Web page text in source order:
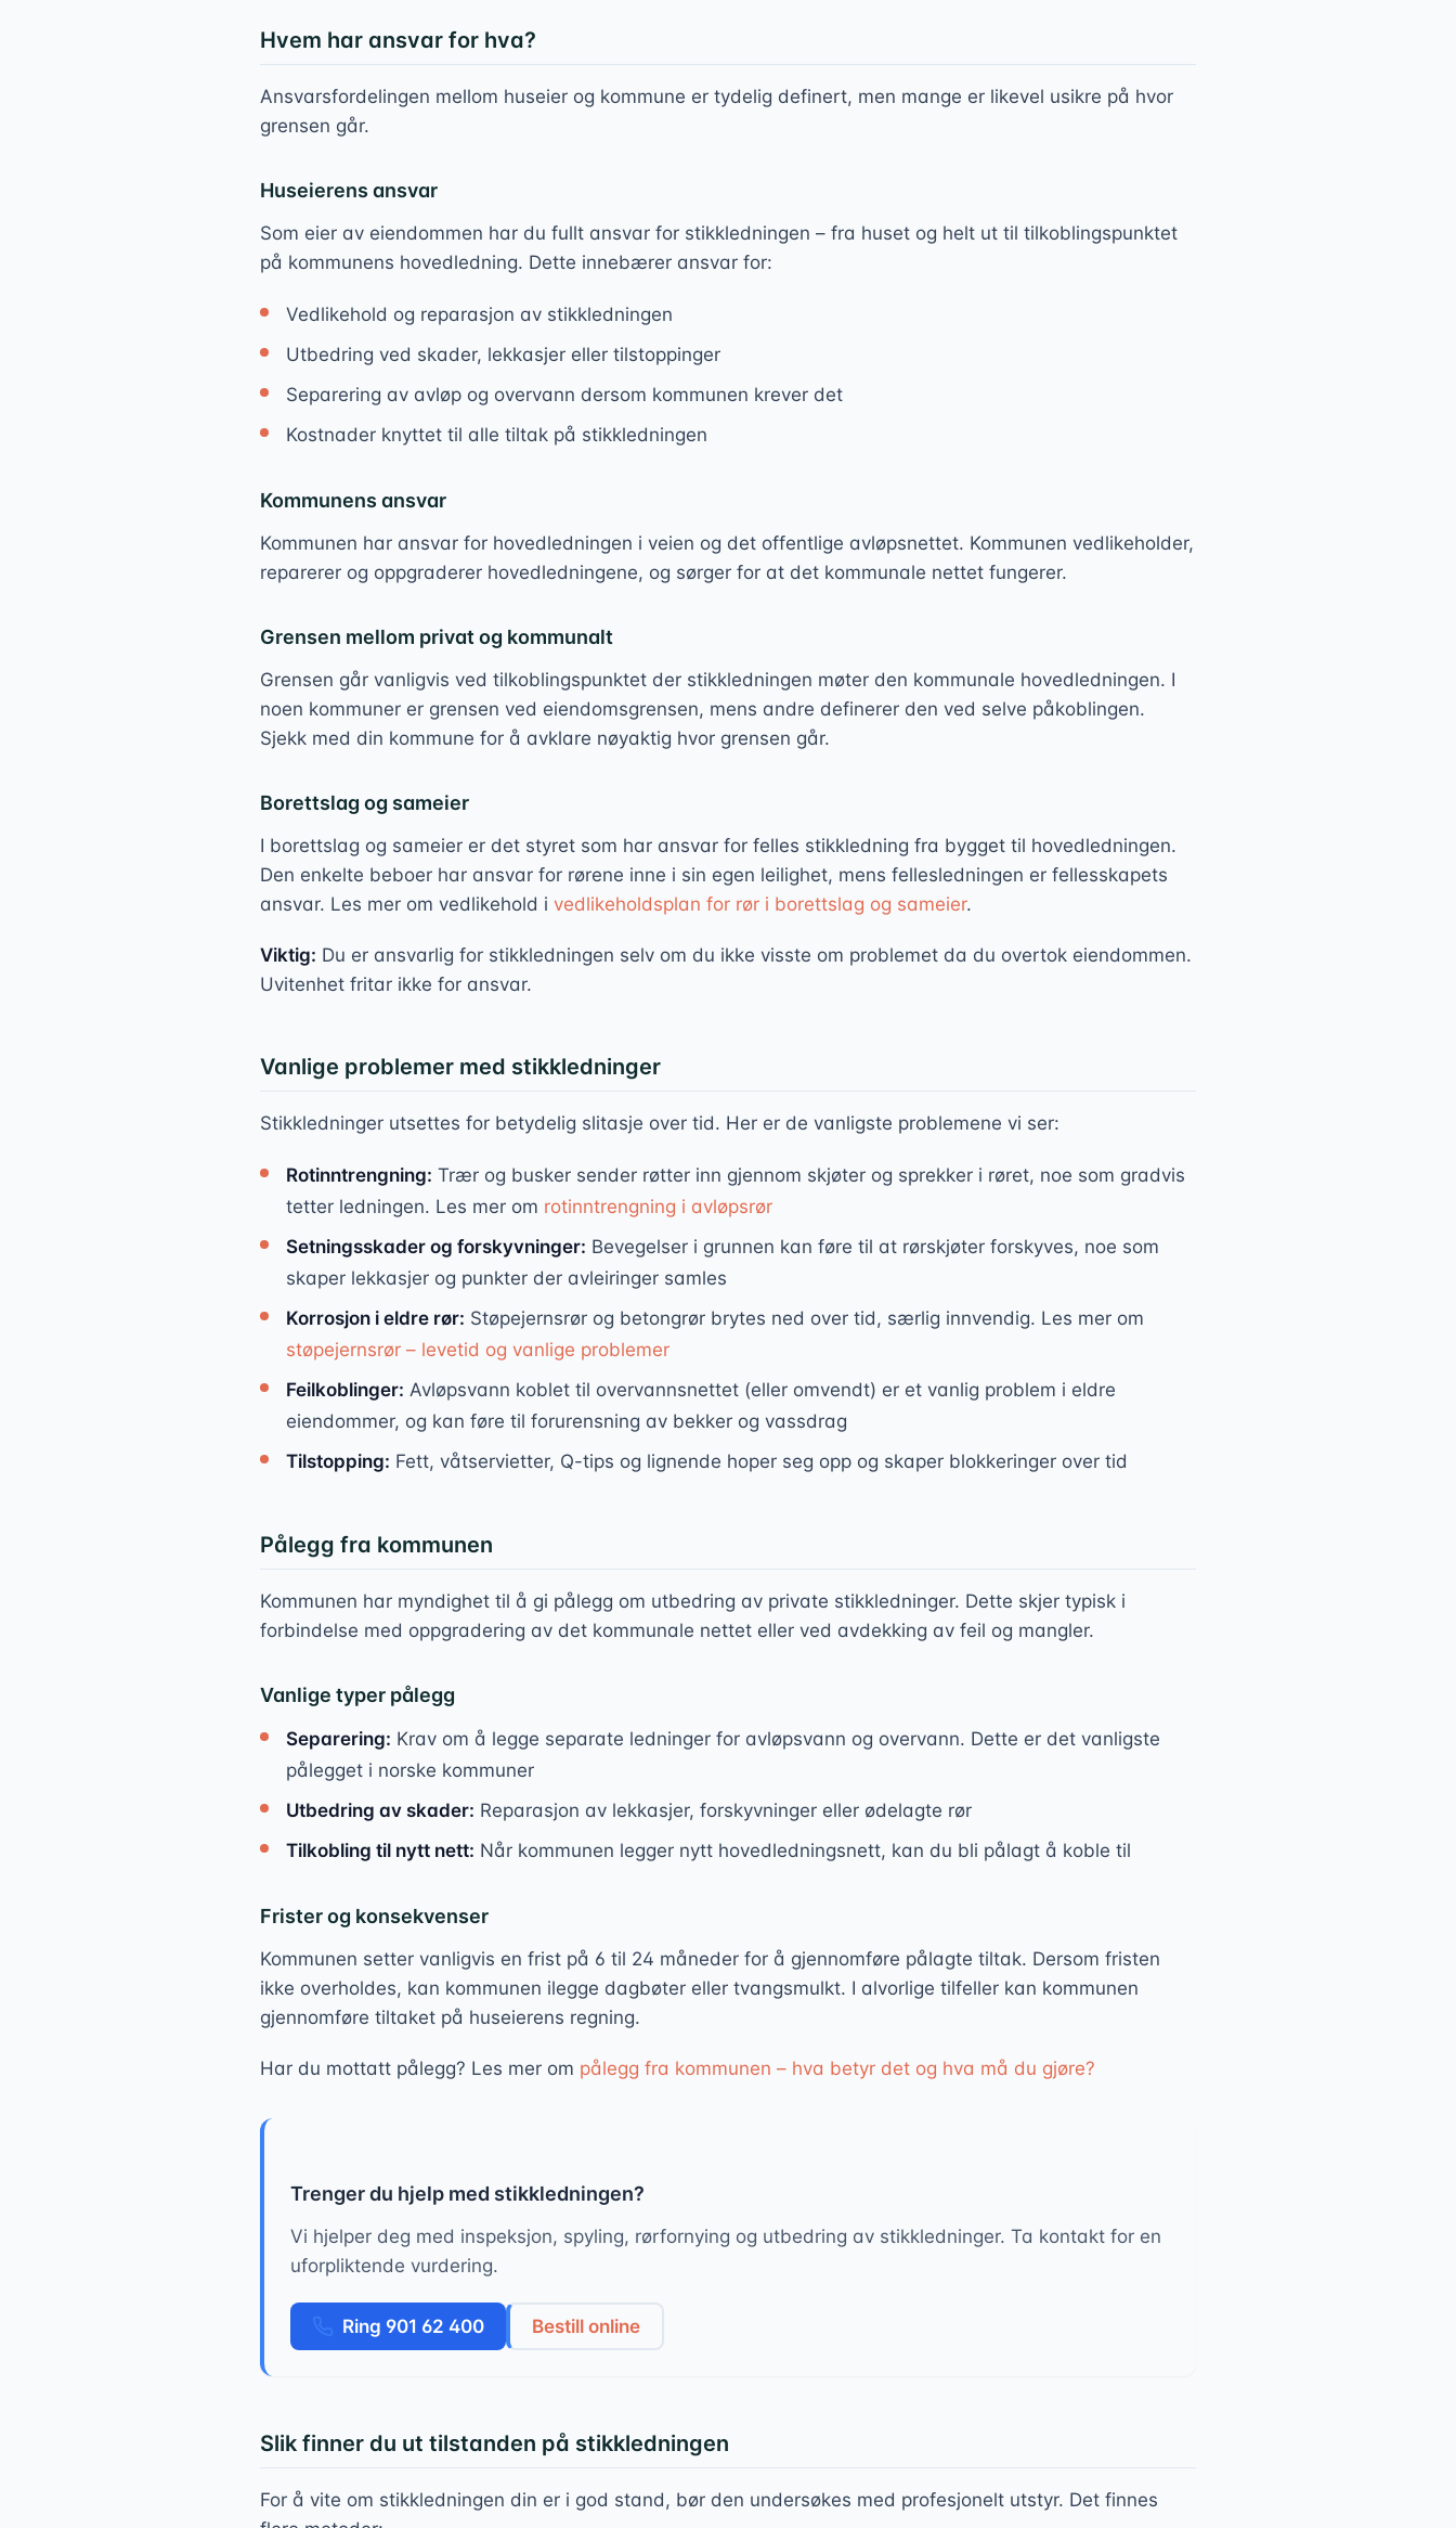
Hvem har ansvar for hva?
Ansvarsfordelingen mellom huseier og kommune er tydelig definert, men mange er likevel usikre på hvor
grensen går.
Huseierens ansvar
Som eier av eiendommen har du fullt ansvar for stikkledningen – fra huset og helt ut til tilkoblingspunktet
på kommunens hovedledning. Dette innebærer ansvar for:
Vedlikehold og reparasjon av stikkledningen
Utbedring ved skader, lekkasjer eller tilstoppinger
Separering av avløp og overvann dersom kommunen krever det
Kostnader knyttet til alle tiltak på stikkledningen
Kommunens ansvar
Kommunen har ansvar for hovedledningen i veien og det offentlige avløpsnettet. Kommunen vedlikeholder,
reparerer og oppgraderer hovedledningene, og sørger for at det kommunale nettet fungerer.
Grensen mellom privat og kommunalt
Grensen går vanligvis ved tilkoblingspunktet der stikkledningen møter den kommunale hovedledningen. I
noen kommuner er grensen ved eiendomsgrensen, mens andre definerer den ved selve påkoblingen.
Sjekk med din kommune for å avklare nøyaktig hvor grensen går.
Borettslag og sameier
I borettslag og sameier er det styret som har ansvar for felles stikkledning fra bygget til hovedledningen.
Den enkelte beboer har ansvar for rørene inne i sin egen leilighet, mens fellesledningen er fellesskapets
ansvar. Les mer om vedlikehold i vedlikeholdsplan for rør i borettslag og sameier.
Viktig: Du er ansvarlig for stikkledningen selv om du ikke visste om problemet da du overtok eiendommen.
Uvitenhet fritar ikke for ansvar.
Vanlige problemer med stikkledninger
Stikkledninger utsettes for betydelig slitasje over tid. Her er de vanligste problemene vi ser:
Rotinntrengning: Trær og busker sender røtter inn gjennom skjøter og sprekker i røret, noe som gradvis
tetter ledningen. Les mer om rotinntrengning i avløpsrør
Setningsskader og forskyvninger: Bevegelser i grunnen kan føre til at rørskjøter forskyves, noe som
skaper lekkasjer og punkter der avleiringer samles
Korrosjon i eldre rør: Støpejernsrør og betongrør brytes ned over tid, særlig innvendig. Les mer om
støpejernsrør – levetid og vanlige problemer
Feilkoblinger: Avløpsvann koblet til overvannsnettet (eller omvendt) er et vanlig problem i eldre
eiendommer, og kan føre til forurensning av bekker og vassdrag
Tilstopping: Fett, våtservietter, Q-tips og lignende hoper seg opp og skaper blokkeringer over tid
Pålegg fra kommunen
Kommunen har myndighet til å gi pålegg om utbedring av private stikkledninger. Dette skjer typisk i
forbindelse med oppgradering av det kommunale nettet eller ved avdekking av feil og mangler.
Vanlige typer pålegg
Separering: Krav om å legge separate ledninger for avløpsvann og overvann. Dette er det vanligste
pålegget i norske kommuner
Utbedring av skader: Reparasjon av lekkasjer, forskyvninger eller ødelagte rør
Tilkobling til nytt nett: Når kommunen legger nytt hovedledningsnett, kan du bli pålagt å koble til
Frister og konsekvenser
Kommunen setter vanligvis en frist på 6 til 24 måneder for å gjennomføre pålagte tiltak. Dersom fristen
ikke overholdes, kan kommunen ilegge dagbøter eller tvangsmulkt. I alvorlige tilfeller kan kommunen
gjennomføre tiltaket på huseierens regning.
Har du mottatt pålegg? Les mer om pålegg fra kommunen – hva betyr det og hva må du gjøre?
Trenger du hjelp med stikkledningen?
Vi hjelper deg med inspeksjon, spyling, rørfornying og utbedring av stikkledninger. Ta kontakt for en
uforpliktende vurdering.
Ring 901 62 400 Bestill online
Slik finner du ut tilstanden på stikkledningen
For å vite om stikkledningen din er i god stand, bør den undersøkes med profesjonelt utstyr. Det finnes